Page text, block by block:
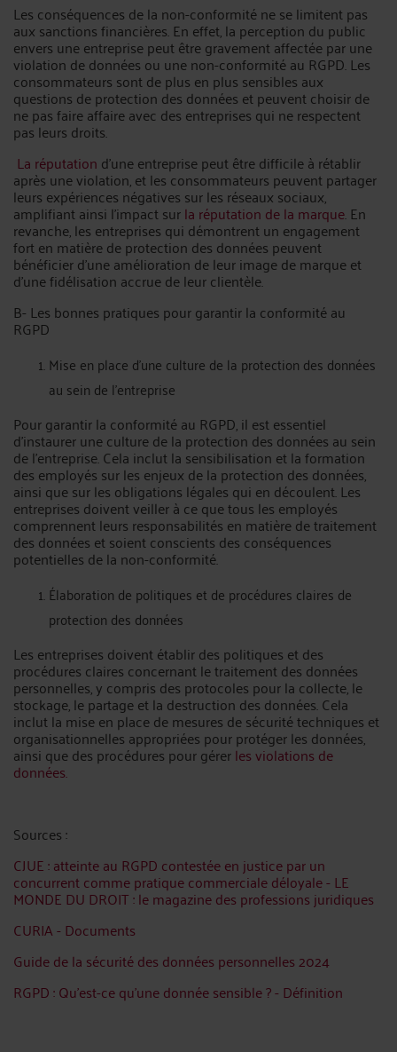
Les conséquences de la non-conformité ne se limitent pas
aux sanctions financières. En effet, la perception du public
envers une entreprise peut être gravement affectée par une
violation de données ou une non-conformité au RGPD. Les
consommateurs sont de plus en plus sensibles aux
questions de protection des données et peuvent choisir de
ne pas faire affaire avec des entreprises qui ne respectent
pas leurs droits.
La réputation d'une entreprise peut être difficile à rétablir
après une violation, et les consommateurs peuvent partager
leurs expériences négatives sur les réseaux sociaux,
amplifiant ainsi l'impact surla réputation de la marque. En
revanche, les entreprises qui démontrent un engagement
fort en matière de protection des données peuvent
bénéficier d'une amélioration de leur image de marque et
d'une fidélisation accrue de leur clientèle.
B- Les bonnes pratiques pour garantir la conformité au
RGPD
Mise en place d'une culture de la protection des données
au sein de l'entreprise
Pour garantir la conformité au RGPD, il est essentiel
d'instaurer une culture de la protection des données au sein
de l'entreprise. Cela inclut la sensibilisation et la formation
des employés sur les enjeux de la protection des données,
ainsi que sur les obligations légales qui en découlent. Les
entreprises doivent veiller à ce que tous les employés
comprennent leurs responsabilités en matière de traitement
des données et soient conscients des conséquences
potentielles de la non-conformité.
Élaboration de politiques et de procédures claires de
protection des données
Les entreprises doivent établir des politiques et des
procédures claires concernant le traitement des données
personnelles, y compris des protocoles pour la collecte, le
stockage, le partage et la destruction des données. Cela
inclut la mise en place de mesures de sécurité techniques et
organisationnelles appropriées pour protéger les données,
ainsi que des procédures pour gérerles violations de
données.
Sources :
CJUE : atteinte au RGPD contestée en justice par un
concurrent comme pratique commerciale déloyale - LE
MONDE DU DROIT : le magazine des professions juridiques
CURIA - Documents
Guide de la sécurité des données personnelles 2024
RGPD : Qu’est-ce qu’une donnée sensible ? - Définition